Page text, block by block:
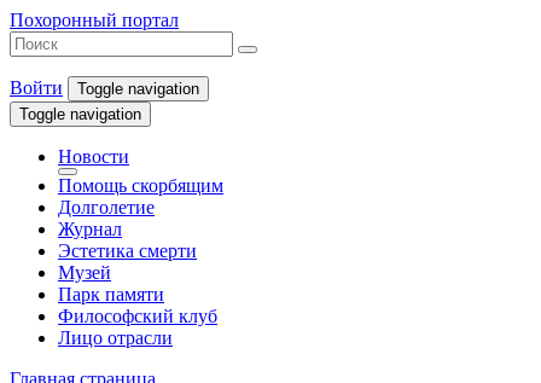
Похоронный портал
Войти
Toggle navigation
Toggle navigation
Новости
Помощь скорбящим
Долголетие
Журнал
Эстетика смерти
Музей
Парк памяти
Философский клуб
Лицо отрасли
Главная страница